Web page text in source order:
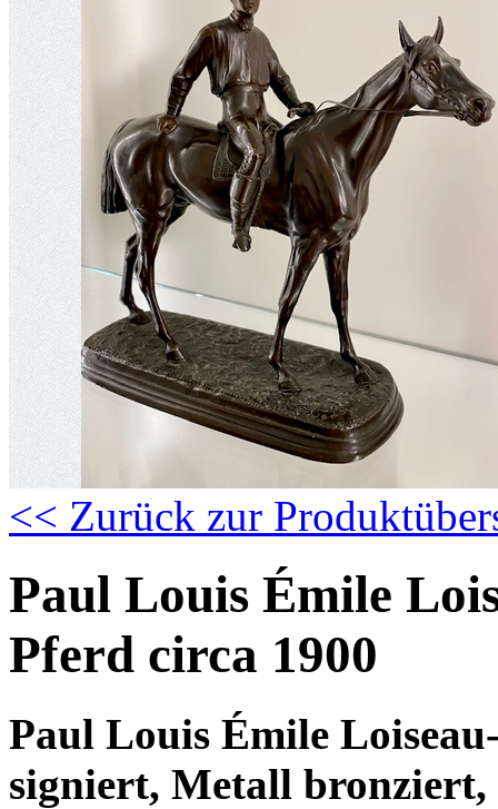
<< Zurück zur
Paul Louis Émile
Pferd circa 1900
Paul Louis Émile
signiert, Metall bronziert,